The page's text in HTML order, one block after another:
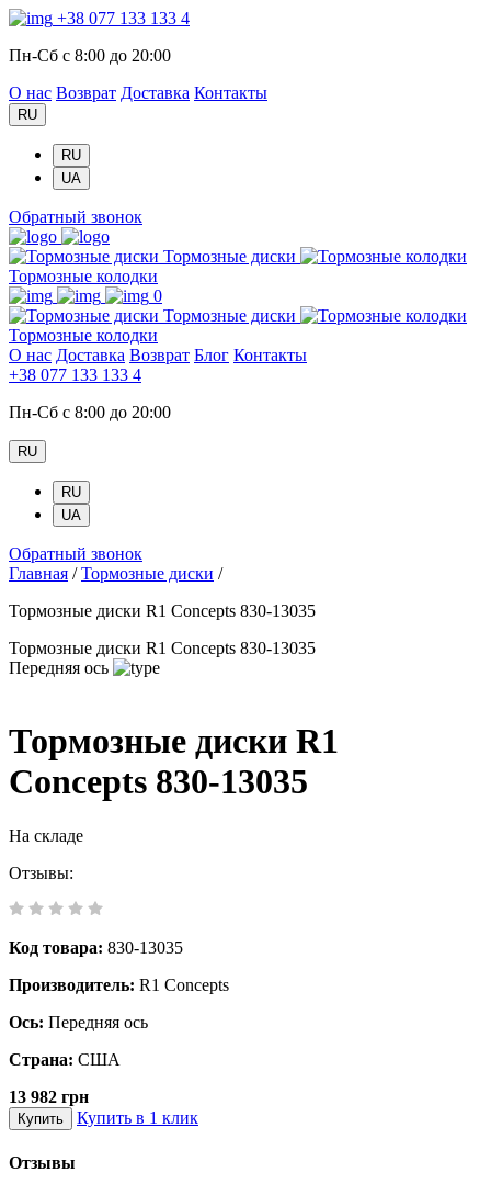
+38 077 133 133 4
Пн-Сб с 8:00 до 20:00
О нас Возврат Доставка Контакты
RU
RU
UA
Обратный звонок
Тормозные диски
Тормозные колодки
0
Тормозные диски
Тормозные колодки
О нас Доставка Возврат Блог Контакты
+38 077 133 133 4
Пн-Сб с 8:00 до 20:00
RU
RU
UA
Обратный звонок
Главная / Тормозные диски /
Тормозные диски R1 Concepts 830-13035
Тормозные диски R1 Concepts 830-13035
Передняя ось
Тормозные диски R1
Concepts 830-13035
На складе
Отзывы:
Код товара: 830-13035
Производитель: R1 Concepts
Ось: Передняя ось
Страна: США
13 982 грн
Купить Купить в 1 клик
Отзывы